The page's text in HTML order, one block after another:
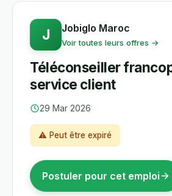
J Jobiglo Maroc
Voir toutes leurs offres →
Téléconseiller
service client
29 Mar 2026
⚠ Peut être expiré
Postuler pour cet emploi